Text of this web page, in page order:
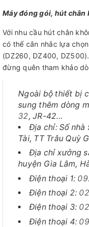
Máy đóng gói, hút chân
Với nhu cầu hút chân
có thể cân nhắc lựa
(DZ260, DZ400,
đừng quên tham khảo
Ngoài bộ thiết bị
sung thêm dòng
32, JR-42…
Địa chỉ: Số nhà
Tài, TT Trâu Quỳ
Địa chỉ xưởng
huyện Gia Lâm,
Điện thoại 1:
Điện thoại 2:
Điện thoại 3:
Điện thoại 4: